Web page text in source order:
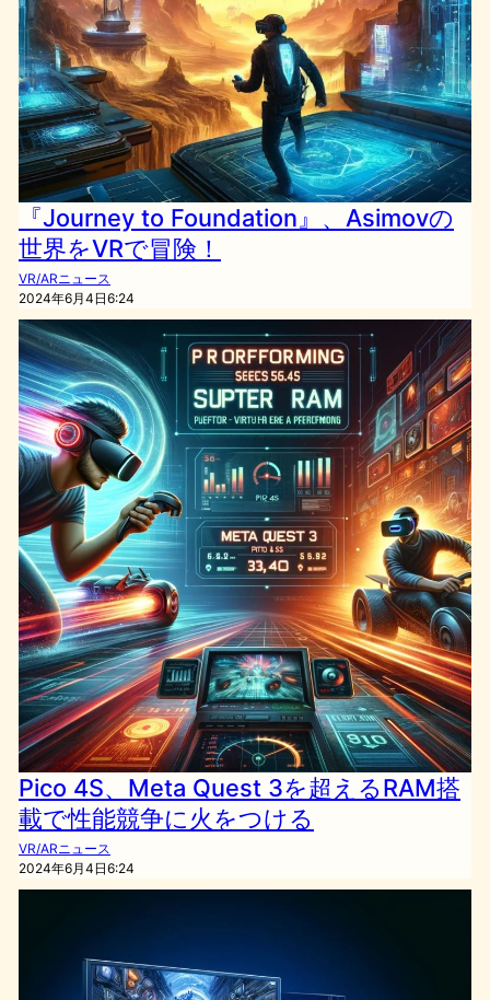
『Journey to Foundation』、Asimovの
世界をVRで冒険！
VR/ARニュース
2024年6月4日6:24
Pico 4S、Meta Quest 3を超えるRAM搭
載で性能競争に火をつける
VR/ARニュース
2024年6月4日6:24